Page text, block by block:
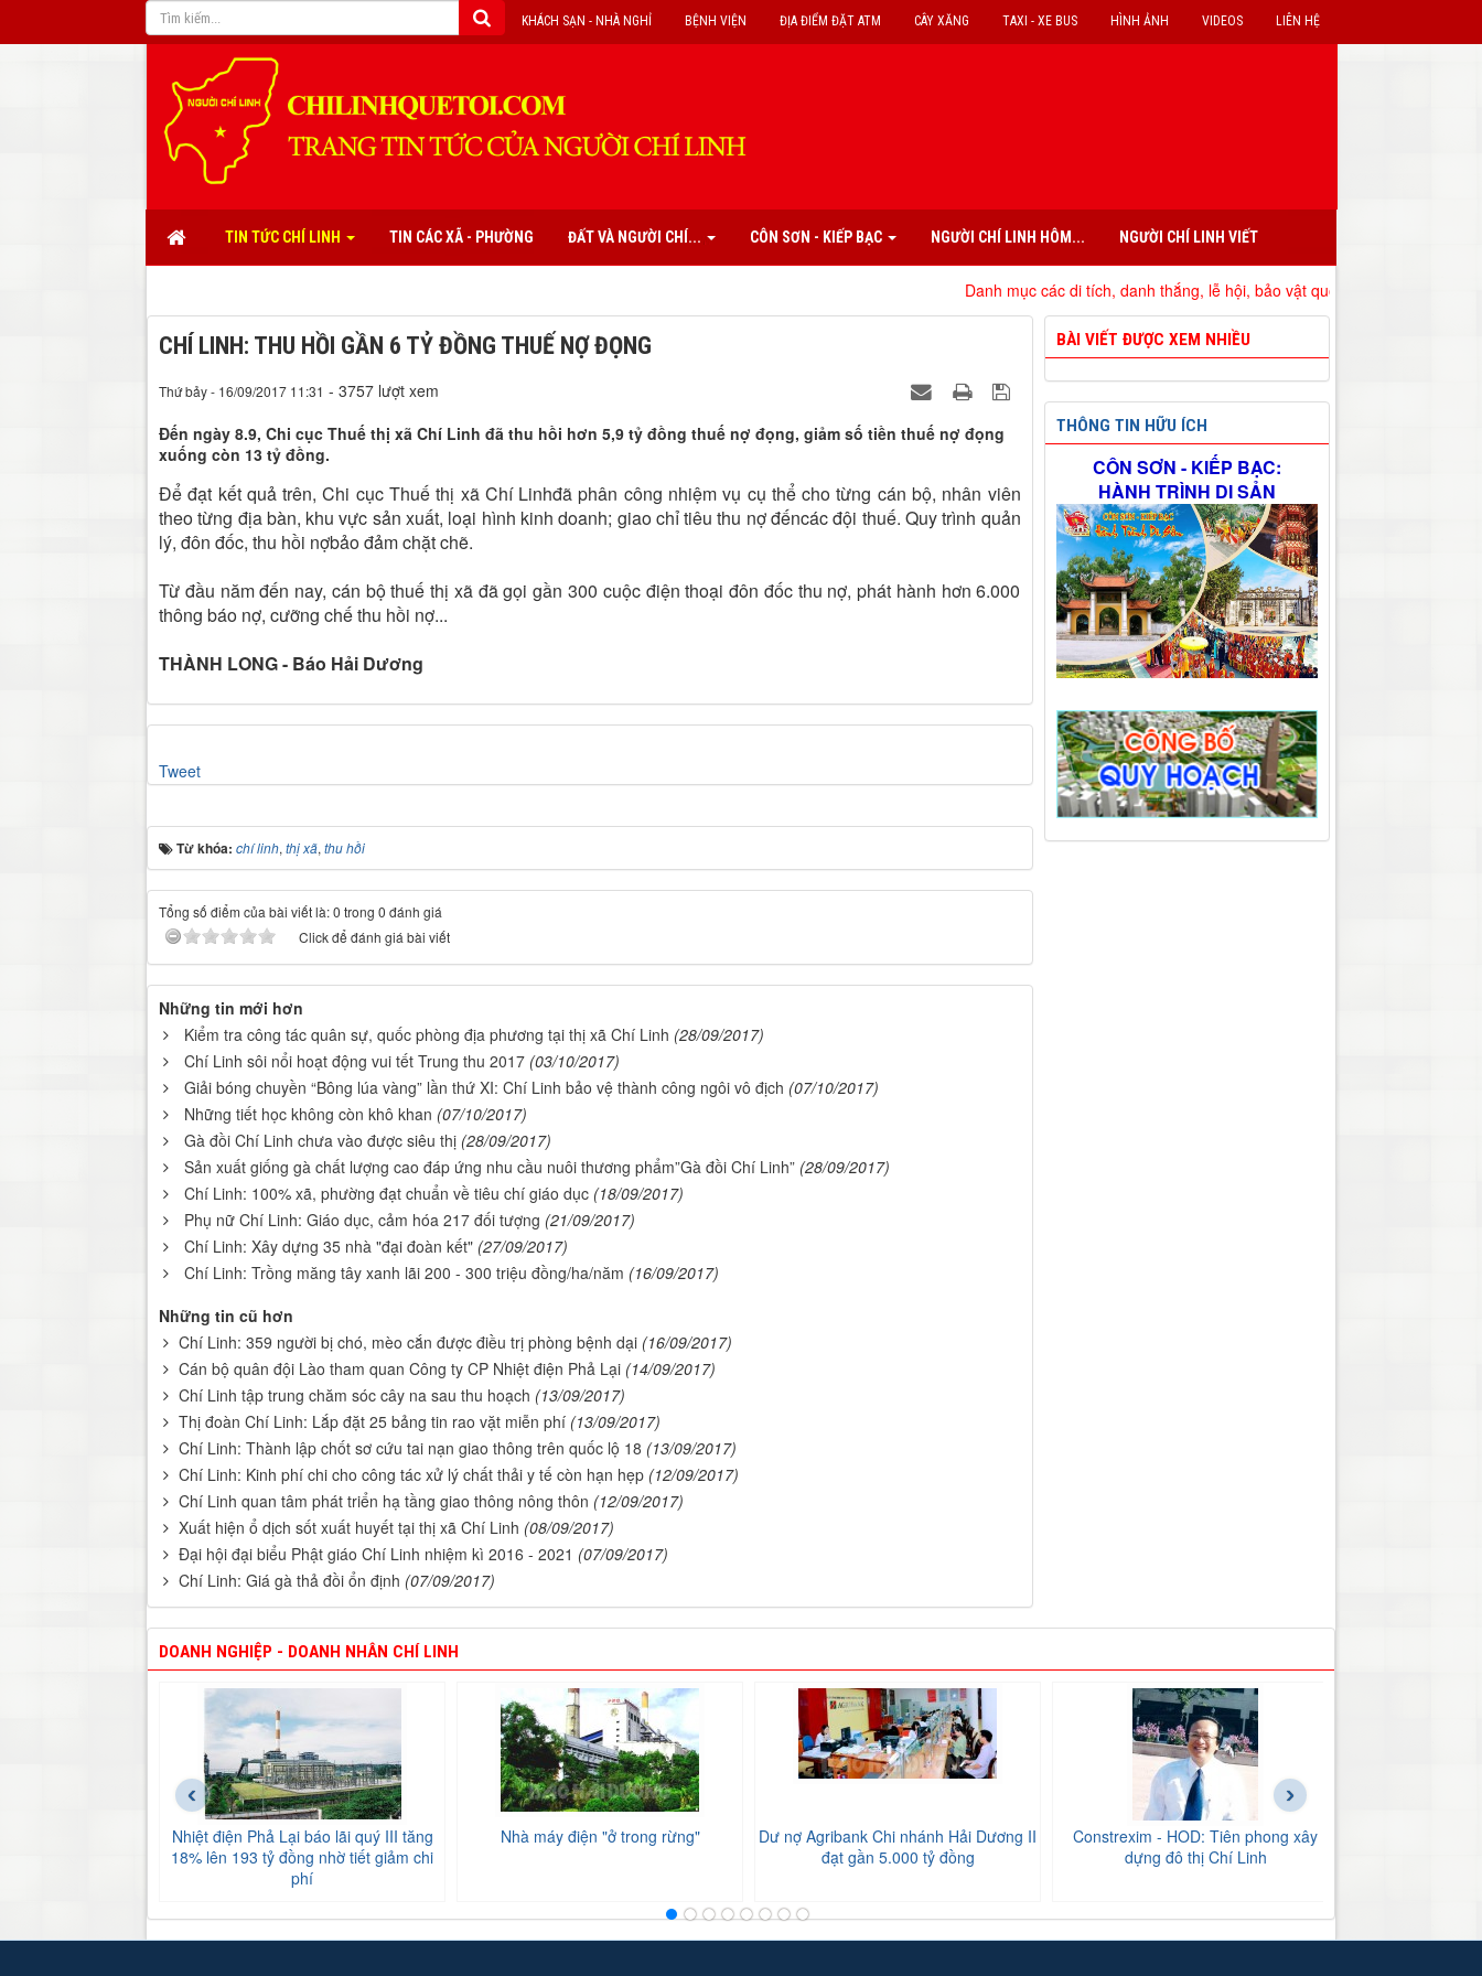
LIÊN HỆ
VIDEOS
HÌNH ẢNH
TAXI - XE BUS
CÂY XĂNG
ĐỊA ĐIỂM ĐẶT ATM
BỆNH VIỆN
KHÁCH SẠN - NHÀ NGHỈ
TIN TỨC CHÍ LINH TIN CÁC XÃ - PHƯỜNG ĐẤT VÀ NGƯỜI CHÍ... CÔN SƠN - KIẾP BẠC NGƯỜI CHÍ LINH HÔM... NGƯỜI CHÍ LINH VIẾT
Danh mục các di tích, danh thắng, lễ hội, bảo vật quốc gia đã xếp hạng trên địa
CHÍ LINH: THU HỒI GẦN 6 TỶ ĐỒNG THUẾ NỢ ĐỌNG
Thứ bảy - 16/09/2017 11:31 - 3757 lượt xem
Đến ngày 8.9, Chi cục Thuế thị xã Chí Linh đã thu hồi hơn 5,9 tỷ đồng thuế nợ đọng, giảm số tiền thuế nợ đọng
xuống còn 13 tỷ đồng.
Để đạt kết quả trên, Chi cục Thuế thị xã Chí Linhđã phân công nhiệm vụ cụ thể cho từng cán bộ, nhân viên
theo từng địa bàn, khu vực sản xuất, loại hình kinh doanh; giao chỉ tiêu thu nợ đếncác đội thuế. Quy trình quản
lý, đôn đốc, thu hồi nợbảo đảm chặt chẽ.
Từ đầu năm đến nay, cán bộ thuế thị xã đã gọi gần 300 cuộc điện thoại đôn đốc thu nợ, phát hành hơn 6.000
thông báo nợ, cưỡng chế thu hồi nợ...
THÀNH LONG - Báo Hải Dương
Tweet
Từ khóa: chí linh, thị xã, thu hồi
Tổng số điểm của bài viết là: 0 trong 0 đánh giá
Click để đánh giá bài viết
Những tin mới hơn
Kiểm tra công tác quân sự, quốc phòng địa phương tại thị xã Chí Linh (28/09/2017)
Chí Linh sôi nổi hoạt động vui tết Trung thu 2017 (03/10/2017)
Giải bóng chuyền “Bông lúa vàng” lần thứ XI: Chí Linh bảo vệ thành công ngôi vô địch (07/10/2017)
Những tiết học không còn khô khan (07/10/2017)
Gà đồi Chí Linh chưa vào được siêu thị (28/09/2017)
Sản xuất giống gà chất lượng cao đáp ứng nhu cầu nuôi thương phẩm”Gà đồi Chí Linh” (28/09/2017)
Chí Linh: 100% xã, phường đạt chuẩn về tiêu chí giáo dục (18/09/2017)
Phụ nữ Chí Linh: Giáo dục, cảm hóa 217 đối tượng (21/09/2017)
Chí Linh: Xây dựng 35 nhà "đại đoàn kết" (27/09/2017)
Chí Linh: Trồng măng tây xanh lãi 200 - 300 triệu đồng/ha/năm (16/09/2017)
Những tin cũ hơn
Chí Linh: 359 người bị chó, mèo cắn được điều trị phòng bệnh dại (16/09/2017)
Cán bộ quân đội Lào tham quan Công ty CP Nhiệt điện Phả Lại (14/09/2017)
Chí Linh tập trung chăm sóc cây na sau thu hoạch (13/09/2017)
Thị đoàn Chí Linh: Lắp đặt 25 bảng tin rao vặt miễn phí (13/09/2017)
Chí Linh: Thành lập chốt sơ cứu tai nạn giao thông trên quốc lộ 18 (13/09/2017)
Chí Linh: Kinh phí chi cho công tác xử lý chất thải y tế còn hạn hẹp (12/09/2017)
Chí Linh quan tâm phát triển hạ tầng giao thông nông thôn (12/09/2017)
Xuất hiện ổ dịch sốt xuất huyết tại thị xã Chí Linh (08/09/2017)
Đại hội đại biểu Phật giáo Chí Linh nhiệm kì 2016 - 2021 (07/09/2017)
Chí Linh: Giá gà thả đồi ổn định (07/09/2017)
BÀI VIẾT ĐƯỢC XEM NHIỀU
THÔNG TIN HỮU ÍCH
CÔN SƠN - KIẾP BẠC:
HÀNH TRÌNH DI SẢN
DOANH NGHIỆP - DOANH NHÂN CHÍ LINH
Nhiệt điện Phả Lại báo lãi quý III tăng
18% lên 193 tỷ đồng nhờ tiết giảm chi
phí
Nhà máy điện "ở trong rừng"
Dư nợ Agribank Chi nhánh Hải Dương II
đạt gần 5.000 tỷ đồng
Constrexim - HOD: Tiên phong xây
dựng đô thị Chí Linh
‹ ›